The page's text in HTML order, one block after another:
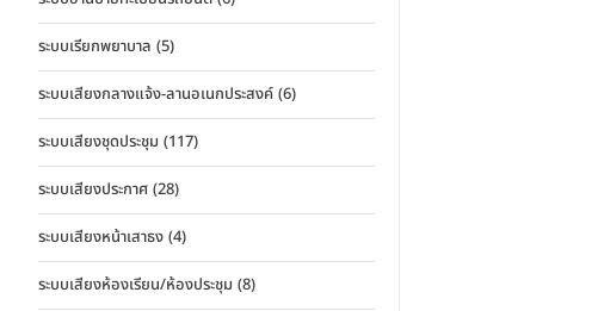
ระบบเรียกพยาบาล (5)
ระบบเสียงกลางแจ้ง-ลานอเนกประสงค์ (6)
ระบบเสียงชุดประชุม (117)
ระบบเสียงประกาศ (28)
ระบบเสียงหน้าเสาธง (4)
ระบบเสียงห้องเรียน/ห้องประชุม (8)